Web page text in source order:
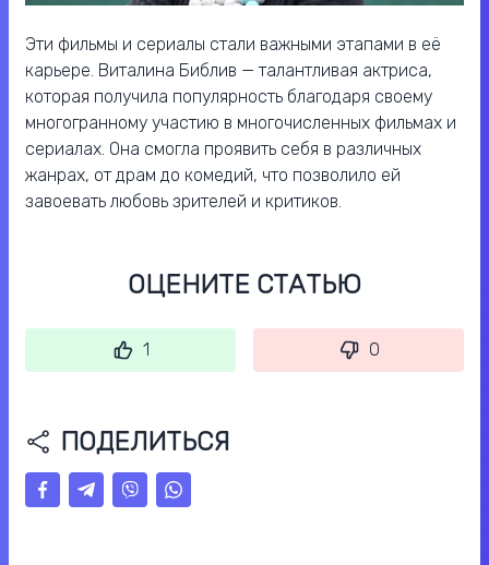
Эти фильмы и сериалы стали важными этапами в её
карьере. Виталина Библив — талантливая актриса,
которая получила популярность благодаря своему
многогранному участию в многочисленных фильмах и
сериалах. Она смогла проявить себя в различных
жанрах, от драм до комедий, что позволило ей
завоевать любовь зрителей и критиков.
ОЦЕНИТЕ СТАТЬЮ
1 0
ПОДЕЛИТЬСЯ